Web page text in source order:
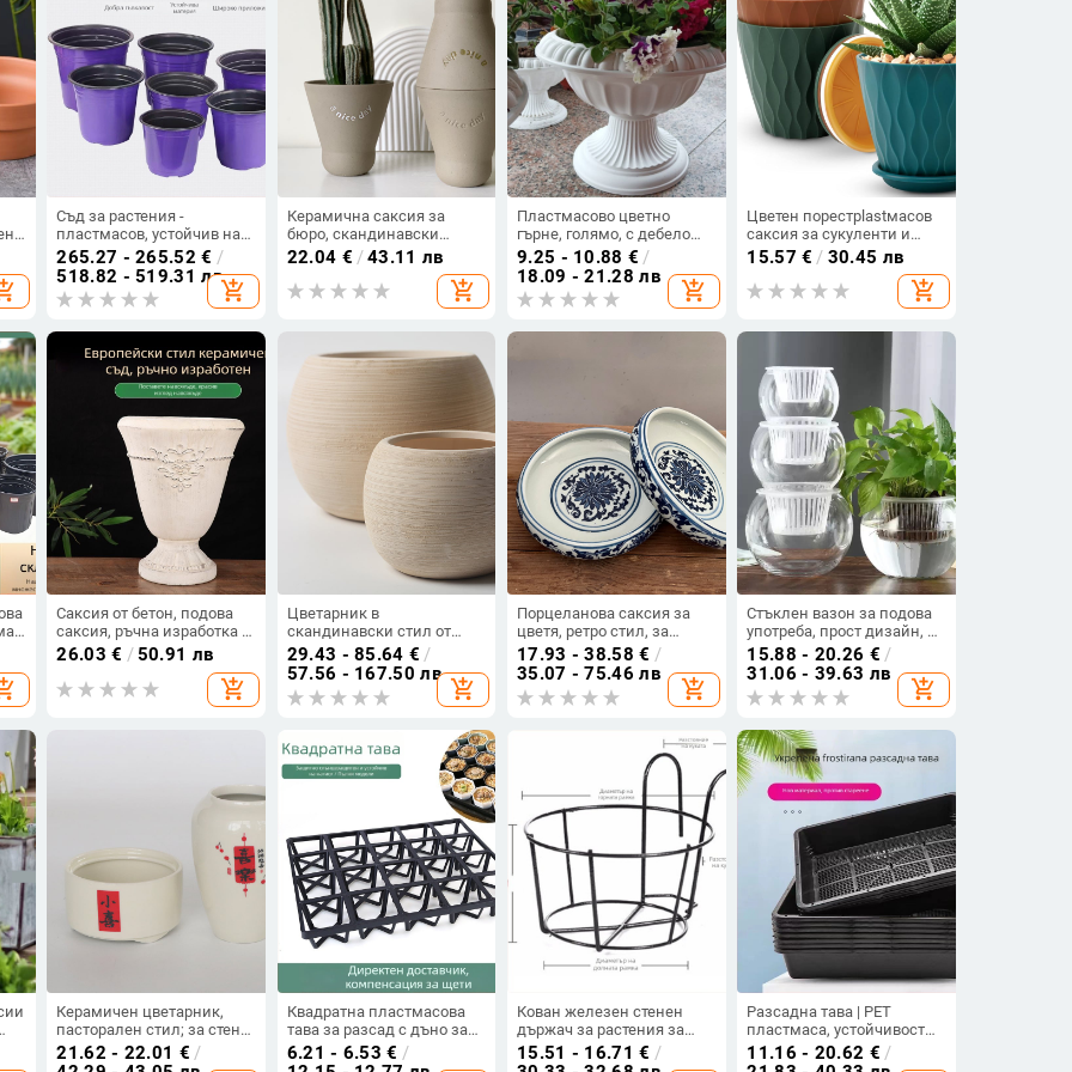
и
Съд за растения -
пластмасов, устойчив на
корозия, за подово
използване, за
озеленяване и разсад
265.27 - 265.52 € /
518.82 - 519.31 лв
add_shopping_cart
Керамична саксия за
бюро, скандинавски
минималистичен дизайн,
за сукуленти
22.04 € /43.11 лв
add_shopping_cart
Пластмасово цветно
гърне, голямо, с дебело
дъно, за домашна
градина, балкон и
хидропоника
9.25 - 10.88 € /
18.09 - 21.28 лв
add_shopping_cart
Цветен порестplastмасов
саксия за сукуленти и
рози с вълнообразен
15.57 € / 30.45 лв
add_shopping_cart
Саксия от бетон, подова
саксия, ръчна изработка в
стил винтидж за домашна
26.03 € /50.91 лв
add_shopping_cart
Цветарник в
скандинавски стил от
керамика, семпъл
артистичен дизайн, за
вътрешни растения,
дишащ и биоразградим,
подходящ за DIY
29.43 - 85.64 € /
57.56 - 167.50 лв
add_shopping_cart
Порцеланова саксия за
цветя, ретро стил, за
настолна употреба,
декална обработка, полу
ръчна изработка
17.93 - 38.58 € /
35.07 - 75.46 лв
add_shopping_cart
Стъклен вазон за подова
употреба, прост дизайн, за
домашно градинарство
15.88 - 20.26 € /
31.06 - 39.63 лв
add_shopping_cart
Керамичен цветарник,
пасторален стил; за стена/
настолен/под/висящ
монтаж; офис/дом/
21.62 - 22.01 € /
Квадратна пластмасова
тава за разсад с дъно за
подхранване,
инжекционно формована,
6.21 - 6.53 € /
Кован железен стенен
държач за растения за
балкон, за висящи саксии
и сукуленти
15.51 - 16.71 € /
Разсадна тава | PET
пластмаса, устойчивост
на корозия, здрава и
издръжлива, за настолна
11.16 - 20.62 € /